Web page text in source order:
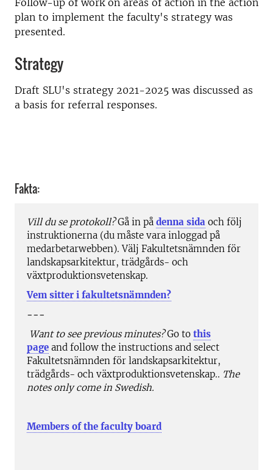
Follow-up of work on areas of action in the action
plan to implement the faculty's strategy was
presented.
Strategy
Draft SLU's strategy 2021-2025 was discussed as
a basis for referral responses.
Fakta:
Vill du se protokoll? Gå in på denna sida och följ
instruktionerna (du måste vara inloggad på
medarbetarwebben). Välj Fakultetsnämnden för
landskapsarkitektur, trädgårds- och
växtproduktionsvetenskap.
Vem sitter i fakultetsnämnden?
---
Want to see previous minutes? Go to this
page and follow the instructions and select
Fakultetsnämnden för landskapsarkitektur,
trädgårds- och växtproduktionsvetenskap.. The
notes only come in Swedish.
Members of the faculty board